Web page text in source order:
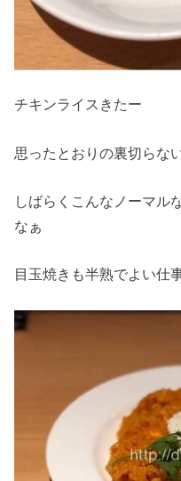
チキンライスきたー
思ったとおりの裏切らな
しばらくこんなノーマル
なぁ
目玉焼きも半熟でよい仕